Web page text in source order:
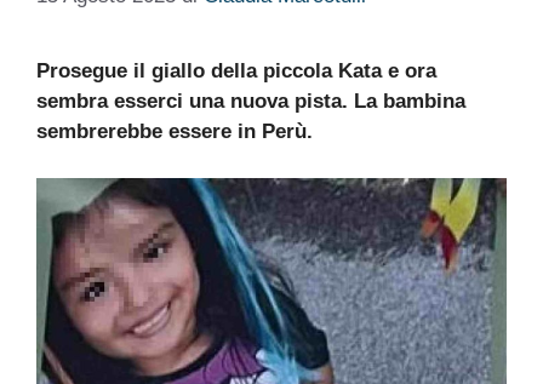
Prosegue il giallo della piccola Kata e ora
sembra esserci una nuova pista. La bambina
sembrerebbe essere in Perù.